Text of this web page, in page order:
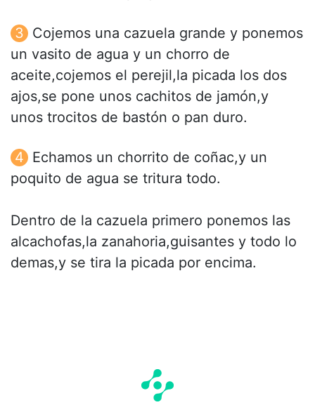
Cojemos una cazuela grande y ponemos
un vasito de agua y un chorro de
aceite,cojemos el perejil,la picada los dos
ajos,se pone unos cachitos de jamón,y
unos trocitos de bastón o pan duro.
Echamos un chorrito de coñac,y un
poquito de agua se tritura todo.
Dentro de la cazuela primero ponemos las
alcachofas,la zanahoria,guisantes y todo lo
demas,y se tira la picada por encima.